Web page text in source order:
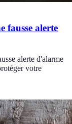
fausse alerte
alerte d'alarme
votre